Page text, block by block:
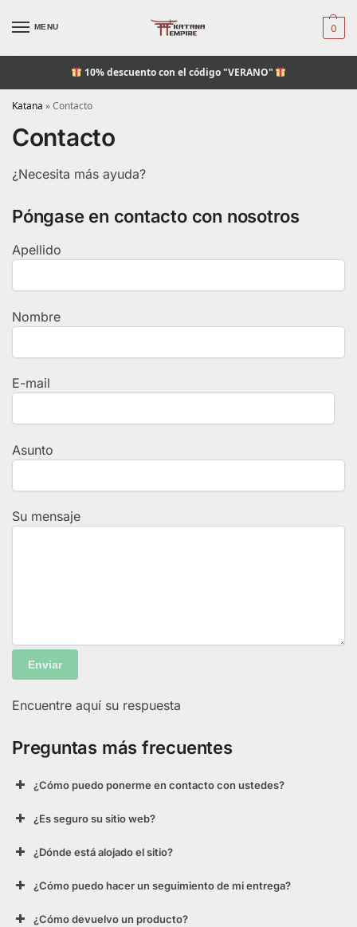
MENU 0
10% descuentocon el código "VERANO"
Katana »Contacto
Contacto
¿Necesita más ayuda?
Póngase en contacto con nosotros
Apellido
Nombre
E-mail
Asunto
Su mensaje
Encuentre aquí su respuesta
Preguntas más frecuentes
¿Cómo puedo ponerme en contacto con ustedes?
¿Es seguro su sitio web?
¿Dónde está alojado el sitio?
¿Cómo puedo hacer un seguimiento de mi entrega?
¿Cómo devuelvo un producto?